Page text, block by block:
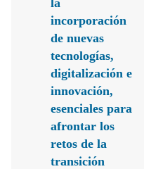
incorporación
de nuevas
tecnologías,
digitalización e
innovación,
esenciales para
afrontar los
retos de la
transición